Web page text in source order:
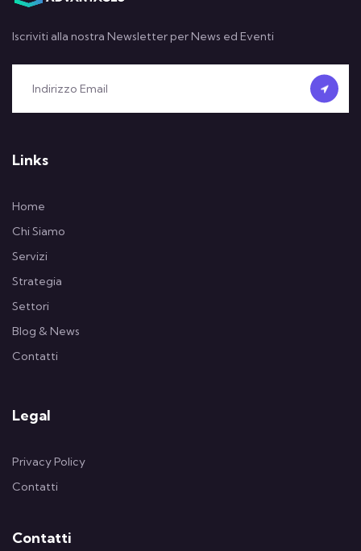
Iscriviti alla nostra Newsletter per News ed Eventi
Links
Home
Chi Siamo
Servizi
Strategia
Settori
Blog & News
Contatti
Legal
Privacy Policy
Contatti
Contatti